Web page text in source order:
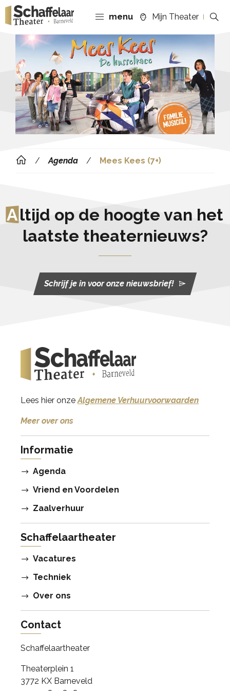
menu Mijn Theater
Agenda Mees Kees (7+)
Altijd op de hoogte van het
laatste theaternieuws?
Schrijf je in voor onze nieuwsbrief!
Lees hier onze Algemene Verhuurvoorwaarden
Meer over ons
Informatie
Agenda
Vriend en Voordelen
Zaalverhuur
Schaffelaartheater
Vacatures
Techniek
Over ons
Contact
Schaffelaartheater
Theaterplein 1
3772 KX Barneveld